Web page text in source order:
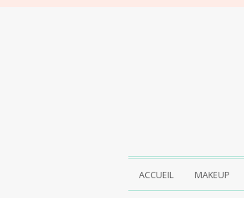
ACCUEIL MAKEUP